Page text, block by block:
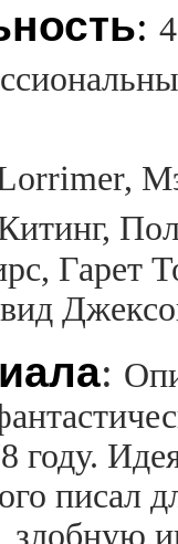
:
Гарет
:
году.
писал
злобную